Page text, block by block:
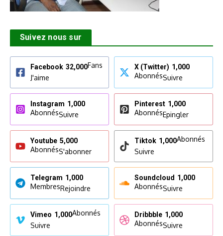
Suivez nous sur
Facebook 32,000Fans
J'aime
X (Twitter) 1,000
AbonnésSuivre
Instagram 1,000
AbonnésSuivre
Pinterest 1,000
AbonnésEpingler
Youtube 5,000
AbonnésS'abonner
Tiktok 1,000Abonnés
Suivre
Telegram 1,000
MembresRejoindre
Soundcloud 1,000
AbonnésSuivre
Vimeo 1,000Abonnés
Suivre
Dribbble 1,000
AbonnésSuivre